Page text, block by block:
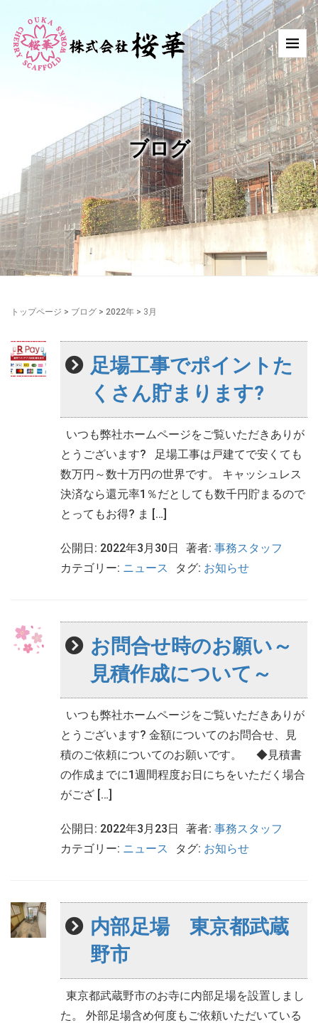
ブログ
トップページ > ブログ > 2022年 > 3月
足場工事でポイントた
くさん貯まります?
いつも弊社ホームページをご覧いただきありが
とうございます? 足場工事は戸建てで安くても
数万円～数十万円の世界です。 キャッシュレス
決済なら還元率1％だとしても数千円貯まるので
とってもお得? ま […]
公開日: 2022年3月30日 著者: 事務スタッフ
カテゴリー: ニュース タグ: お知らせ
お問合せ時のお願い～
見積作成について～
いつも弊社ホームページをご覧いただきありが
とうございます? 金額についてのお問合せ、見
積のご依頼についてのお願いです。 ◆見積書
の作成までに1週間程度お日にちをいただく場合
がござ […]
公開日: 2022年3月23日 著者: 事務スタッフ
カテゴリー: ニュース タグ: お知らせ
内部足場 東京都武蔵
野市
東京都武蔵野市のお寺に内部足場を設置しまし
た。 外部足場含め何度もご依頼いただいている